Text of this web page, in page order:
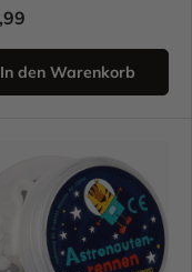
In den Warenkorb